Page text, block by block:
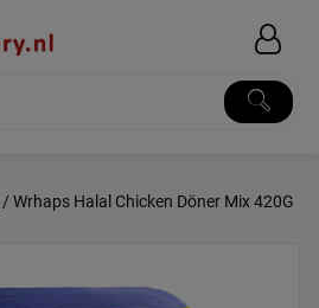
/ Wrhaps Halal Chicken Döner Mix 420G